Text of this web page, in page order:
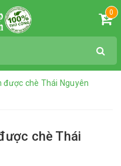
0
được chè Thái Nguyên
chè Thái